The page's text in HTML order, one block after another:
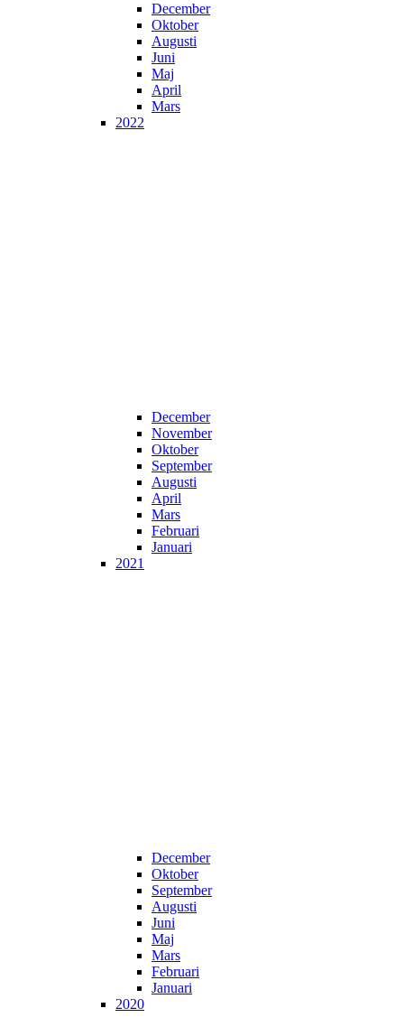
December
Oktober
Augusti
Juni
Maj
April
Mars
2022
December
November
Oktober
September
Augusti
April
Mars
Februari
Januari
2021
December
Oktober
September
Augusti
Juni
Maj
Mars
Februari
Januari
2020